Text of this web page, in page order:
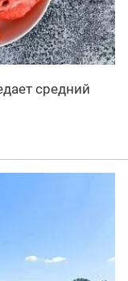
средний